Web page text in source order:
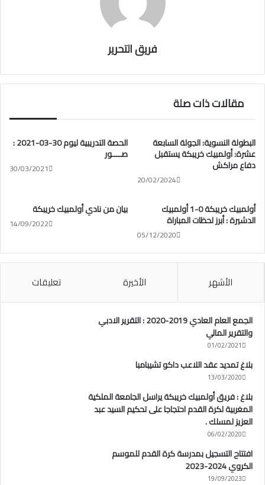
فريق التحرير
مقالات ذات صلة
الحصة التدريبية ليوم 30-03-2021 :
صــــور
30/03/2021
البطولة النسوية: الجولة السابعة
عشرة: أولمبيك خريبكة يستقبل
دفاع مراكش
20/02/2024
بيان من نادي أولمبيك خريبكة
14/09/2022
أولمبيك خريبكة 0-1 أولمبيك
الدشيرة : أبرز لحظات المباراة
05/12/2020
الأشهر الأخيرة تعليقات
الجمع العام العادي 2019-2020 : التقرير الادبي
والتقرير المالي
01/02/2021
بلاغ تمديد عقد اللاعب داكو تشيبامبا
13/03/2020
بلاغ : فريق أولمبيك خريبكة يراسل الجامعة الملكية
المغربية لكرة القدم احتجاجا على تحكيم السيد عبد
العزيز لمسلك .
06/02/2020
افتتاح التسجيل بمدرسة كرة القدم للموسم
الكروي 2024-2023
19/09/2023